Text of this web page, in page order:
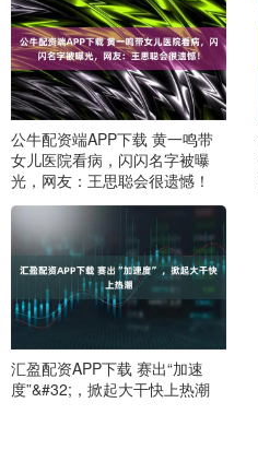
公牛配资端APP下载 黄一鸣带
女儿医院看病，闪闪名字被曝
光，网友：王思聪会很遗憾！
汇盈配资APP下载 赛出“加速
度”&#32;，掀起大干快上热潮